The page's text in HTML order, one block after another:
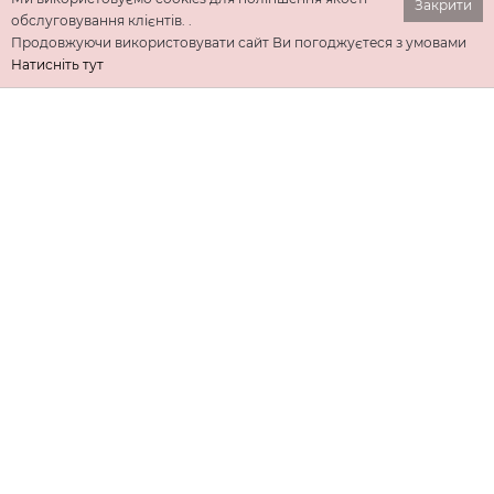
Закрити
обслуговування клієнтів. .
Продовжуючи використовувати сайт Ви погоджуєтеся з умовами
Натисніть тут